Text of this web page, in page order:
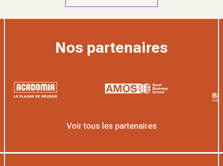
Nos partenaires
Voir tous les partenaires